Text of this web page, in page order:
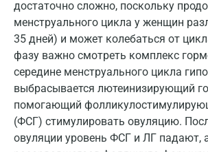
достаточно сложно, поскольку
менструального цикла у женщин
35 дней) и может колебаться от
фазу важно смотреть комплекс
середине менструального цикла
выбрасывается лютеинизирующий
помогающий
(ФСГ) стимулировать овуляцию.
овуляции уровень ФСГ и ЛГ падают,
Мурино
Мурманск
Мытищи
Набережные Челны
Наро-Фоминск
Нижневартовск